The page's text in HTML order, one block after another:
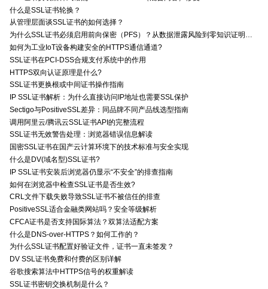
什么是SSL证书轮换？
从管理层面谈SSL证书的如何选择？
为什么SSL证书必须启用前向保密（PFS）？从数据泄露风险到零知识证明的安全价值分析
如何为工业IoT设备构建安全的HTTPS通信通道?
SSL证书在PCI-DSS合规支付系统中的作用
HTTPS双向认证原理是什么?
SSL证书更换根或中间证书操作指南
IP SSL证书解析：为什么直接访问IP地址也需要SSL保护
Sectigo与PositiveSSL差异：同品牌不同产品线选型指南
调用阿里云/腾讯云SSL证书API的完整流程
SSL证书无效警告处理：浏览器错误信息解读
国密SSL证书在国产云计算环境下的技术标准与安全实现
什么是DV(域名型)SSL证书?
IP SSL证书安装后浏览器仍显示“不安全”的排查指南
如何在浏览器中检查SSL证书是否生效?
CRL文件下载失败导致SSL证书不被信任的排查
PositiveSSL适合金融类网站吗？安全等级解析
CFCA证书是否支持国际算法？双算法适配方案
什么是DNS-over-HTTPS？如何工作的？
为什么SSL证书配置好验证文件，证书一直未签发？
DV SSL证书免费和付费的区别详解
谷歌搜索算法中HTTPS信号的权重解读
SSL证书密钥交换机制是什么？